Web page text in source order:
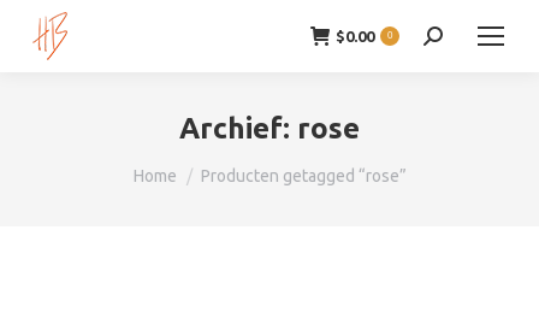
$0.00 0 Zoeken:
Archief: rose
Je bent hier:
Home Producten getagged “rose”